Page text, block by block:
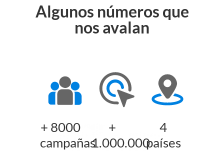
Algunos números que
nos avalan
+ 8000
campañas
+
1.000.000
4
países